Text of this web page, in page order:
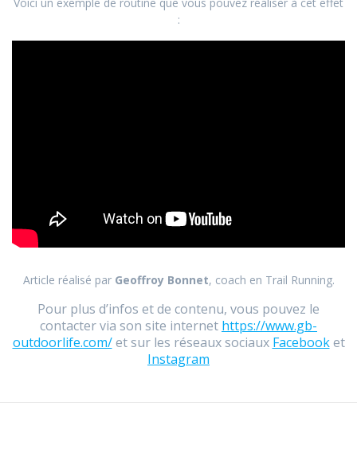
:
Article réalisé par Geoffroy Bonnet, coach en Trail Running.
Pour plus d’infos et de contenu, vous pouvez le
contacter via son site internet https://www.gb-
outdoorlife.com/​ et sur les réseaux sociaux Facebooket
Instagram